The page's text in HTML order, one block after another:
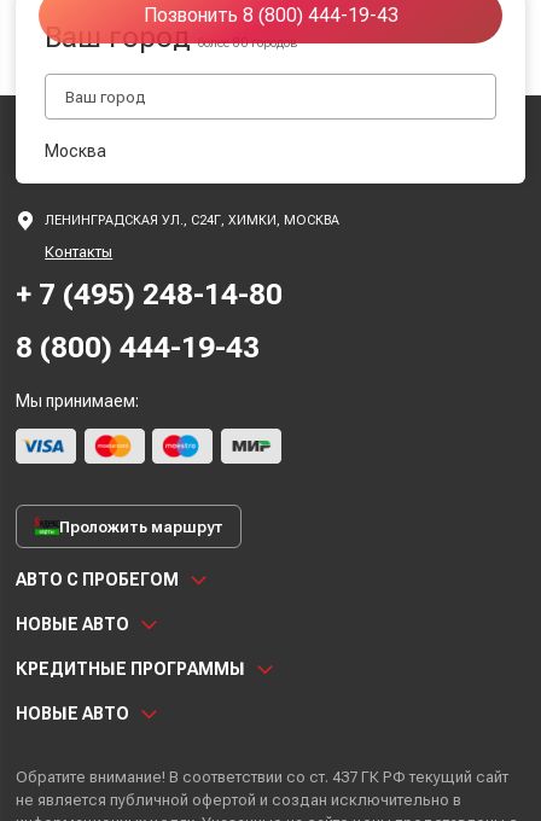
Позвонить 8 (800) 444-19-43
Ваш городболее 80 городов
Москва
ЛЕНИНГРАДСКАЯ УЛ., С24Г, ХИМКИ, МОСКВА
Контакты
+ 7 (495) 248-14-80
8 (800) 444-19-43
Мы принимаем:
Проложить маршрут
АВТО С ПРОБЕГОМ
НОВЫЕ АВТО
КРЕДИТНЫЕ ПРОГРАММЫ
НОВЫЕ АВТО
Обратите внимание! В соответствии со ст. 437 ГК РФ текущий сайт
не является публичной офертой и создан исключительно в